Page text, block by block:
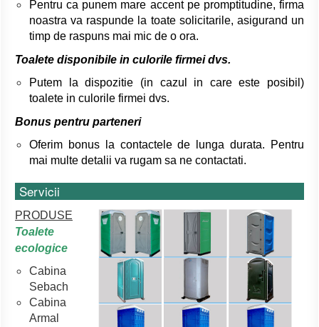
Pentru ca punem mare accent pe promptitudine, firma
noastra va raspunde la toate solicitarile, asigurand un
timp de raspuns mai mic de o ora.
Toalete disponibile in culorile firmei dvs.
Putem la dispozitie (in cazul in care este posibil)
toalete in culorile firmei dvs.
Bonus pentru parteneri
Oferim bonus la contactele de lunga durata. Pentru
mai multe detalii va rugam sa ne contactati.
Servicii
PRODUSE
Toalete
ecologice
Cabina
Sebach
Cabina
Armal